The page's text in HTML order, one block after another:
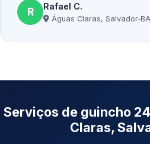
R Rafael C.
Águas Claras, Salvador‑BA
Serviços de guincho
Claras,